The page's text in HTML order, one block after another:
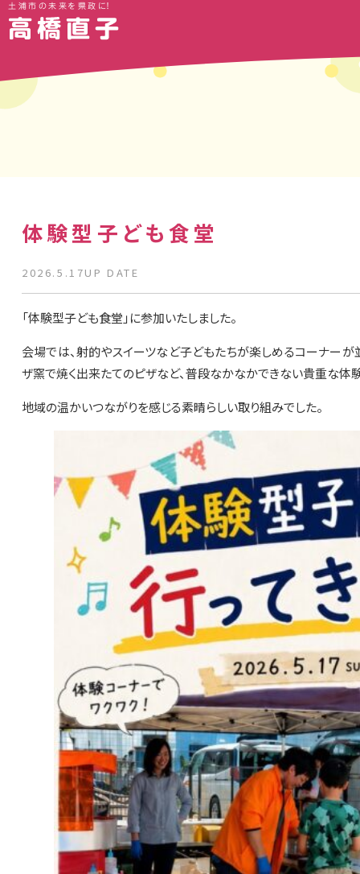
土浦市の未来を県政に！
体験型子ども食堂
2026.5.17UP DATE
「体験型子ども食堂」に参加いたしました。
会場では、射的やスイーツなど子どもたちが楽しめるコーナー
ザ窯で焼く出来たてのピザなど、普段なかなかできない貴重な体
地域の温かいつながりを感じる素晴らしい取り組みでした。